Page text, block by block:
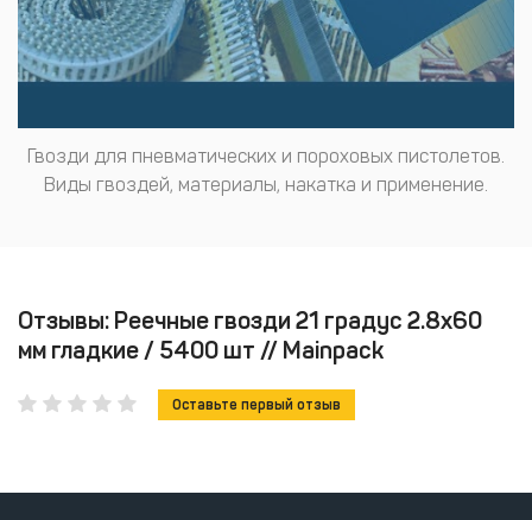
Гвозди для пневматических и пороховых пистолетов.
Виды гвоздей, материалы, накатка и применение.
Отзывы: Реечные гвозди 21 градус 2.8х60
мм гладкие / 5400 шт // Mainpack
Оставьте первый отзыв